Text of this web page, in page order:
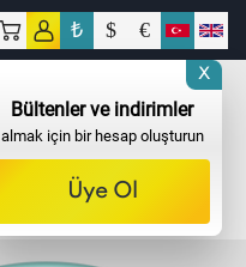
₺ $ €
X
Bültenler ve indirimler
almak için bir hesap oluşturun
Üye Ol